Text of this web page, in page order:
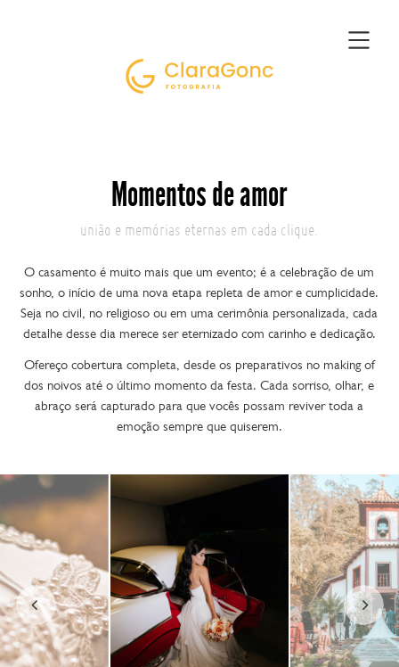
Momentos de amor
união e memórias eternas em cada clique.
O casamento é muito mais que um evento; é a celebração de um
sonho, o início de uma nova etapa repleta de amor e cumplicidade.
Seja no civil, no religioso ou em uma cerimônia personalizada, cada
detalhe desse dia merece ser eternizado com carinho e dedicação.
Ofereço cobertura completa, desde os preparativos no making of
dos noivos até o último momento da festa. Cada sorriso, olhar, e
abraço será capturado para que vocês possam reviver toda a
emoção sempre que quiserem.